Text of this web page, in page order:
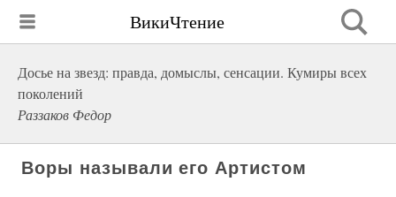
ВикиЧтение
Досье на звезд: правда, домыслы, сенсации. Кумиры всех
поколений
Раззаков Федор
Воры называли его Артистом